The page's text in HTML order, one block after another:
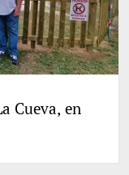
Cueva, en